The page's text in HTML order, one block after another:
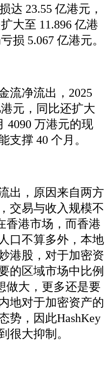
达 23.55 亿港元，
大至 11.896 亿港
损 5.067 亿港元。
流净流出，2025
元，同比还扩大
4090 万港元的现
支撑 40 个月。
出，原因来自两方
交易与收入规模不
香港市场，而香港
口不算多外，本地
港股，对于加密资
的区域市场中比例
做大，更多还是要
地对于加密资产的
势，因此HashKey
很大抑制。